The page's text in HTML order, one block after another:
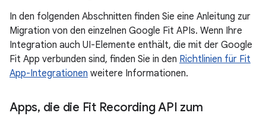
In den folgenden Abschnitten finden Sie eine Anleitung zur
Migration von den einzelnen Google Fit APIs. Wenn Ihre
Integration auch UI-Elemente enthält, die mit der Google
Fit App verbunden sind, finden Sie in den Richtlinien für Fit
App-Integrationen weitere Informationen.
Apps, die die Fit Recording API zum